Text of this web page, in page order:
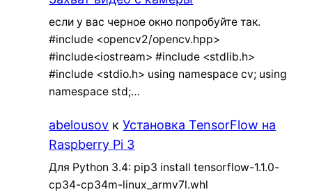
если у вас черное окно попробуйте так.
#include <opencv2/opencv.hpp>
#include<iostream> #include <stdlib.h>
#include <stdio.h> using namespace cv; using
namespace std;…
abelousov кУстановка TensorFlow на
Raspberry Pi 3
Для Python 3.4: pip3 install tensorflow-1.1.0-
cp34-cp34m-linux_armv7l.whl